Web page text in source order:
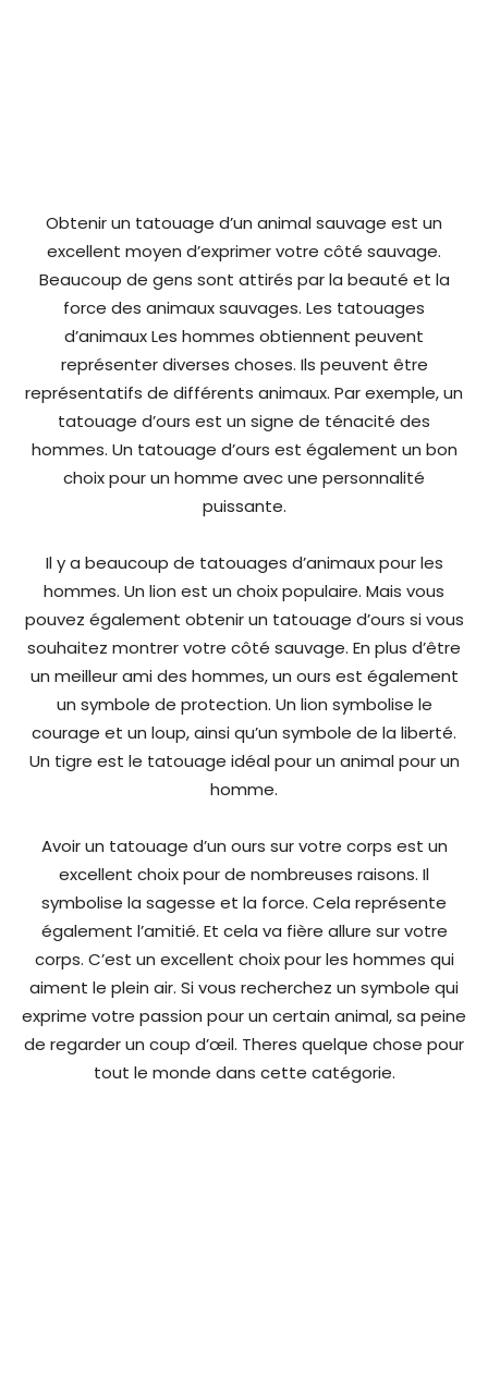
Obtenir un tatouage d’un animal sauvage est un
excellent moyen d’exprimer votre côté sauvage.
Beaucoup de gens sont attirés par la beauté et la
force des animaux sauvages. Les tatouages
d’animaux Les hommes obtiennent peuvent
représenter diverses choses. Ils peuvent être
représentatifs de différents animaux. Par exemple, un
tatouage d’ours est un signe de ténacité des
hommes. Un tatouage d’ours est également un bon
choix pour un homme avec une personnalité
puissante.
Il y a beaucoup de tatouages d’animaux pour les
hommes. Un lion est un choix populaire. Mais vous
pouvez également obtenir un tatouage d’ours si vous
souhaitez montrer votre côté sauvage. En plus d’être
un meilleur ami des hommes, un ours est également
un symbole de protection. Un lion symbolise le
courage et un loup, ainsi qu’un symbole de la liberté.
Un tigre est le tatouage idéal pour un animal pour un
homme.
Avoir un tatouage d’un ours sur votre corps est un
excellent choix pour de nombreuses raisons. Il
symbolise la sagesse et la force. Cela représente
également l’amitié. Et cela va fière allure sur votre
corps. C’est un excellent choix pour les hommes qui
aiment le plein air. Si vous recherchez un symbole qui
exprime votre passion pour un certain animal, sa peine
de regarder un coup d’œil. Theres quelque chose pour
tout le monde dans cette catégorie.